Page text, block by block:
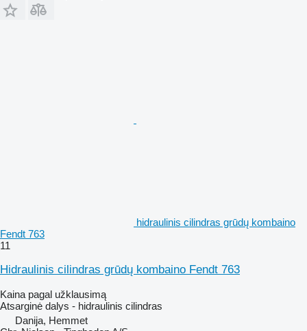
hidraulinis cilindras grūdų kombaino
Fendt 763
11
Hidraulinis cilindras grūdų kombaino Fendt 763
Kaina pagal užklausimą
Atsarginė dalys - hidraulinis cilindras
Danija, Hemmet